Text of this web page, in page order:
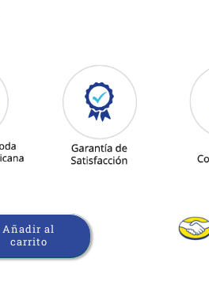
Añadir al
carrito